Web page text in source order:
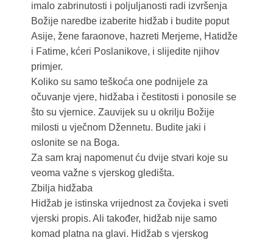
imalo zabrinutosti i poljuljanosti radi izvršenja
Božije naredbe izaberite hidžab i budite poput
Asije, žene faraonove, hazreti Merjeme, Hatidže
i Fatime, kćeri Poslanikove, i slijedite njihov
primjer.
Koliko su samo teškoća one podnijele za
očuvanje vjere, hidžaba i čestitosti i ponosile se
što su vjernice. Zauvijek su u okrilju Božije
milosti u vječnom Džennetu. Budite jaki i
oslonite se na Boga.
Za sam kraj napomenut ću dvije stvari koje su
veoma važne s vjerskog gledišta.
Zbilja hidžaba
Hidžab je istinska vrijednost za čovjeka i sveti
vjerski propis. Ali također, hidžab nije samo
komad platna na glavi. Hidžab s vjerskog